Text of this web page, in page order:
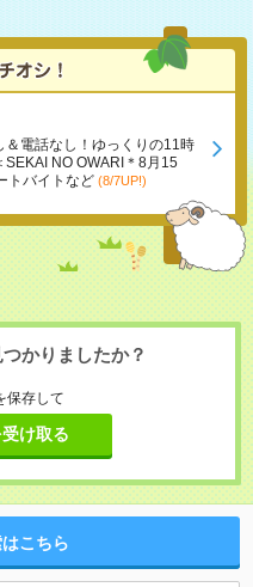
＆電話なし！ゆっくりの11時
SEKAI NO OWARI＊8月15
トバイトなど (8/7UP!)
かりましたか？
保存して
け取る
こちら